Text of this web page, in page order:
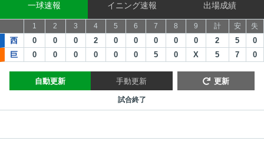
一球速報 イニング速報 出場成績
西
巨
1 2 3 4 5 6 7 8 9
0 0 0 2 0 0 0 0
0
0
0 0 0 0 0 5 0 X
計 安 失
2 5
0
5
7 0
自動更新 手動更新 更新
試合終了